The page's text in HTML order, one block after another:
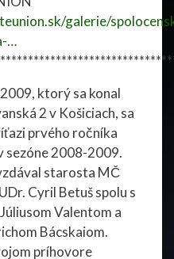
galerie/
…
ktorý sa konal
2 v Košiciach, sa
prvého ročníka
sezóne 2008-2009.
starosta MČ
Cyril Betuš spolu s
Valentom a
Bácskaiom.
príhovore